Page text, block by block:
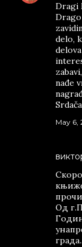
Dragi
delo,
nađe
May 6,
Од